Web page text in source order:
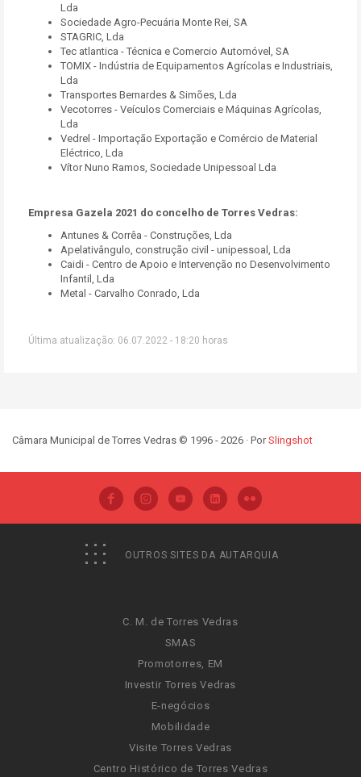
Lda
Sociedade Agro-Pecuária Monte Rei, SA
STAGRIC, Lda
Tec atlantica - Técnica e Comercio Automóvel, SA
TOMIX - Indústria de Equipamentos Agrícolas e Industriais,
Lda
Transportes Bernardes & Simões, Lda
Vecotorres - Veículos Comerciais e Máquinas Agrícolas,
Lda
Vedrel - Importação Exportação e Comércio de Material
Eléctrico, Lda
Vítor Nuno Ramos, Sociedade Unipessoal Lda
Empresa Gazela 2021 do concelho de Torres Vedras:
Antunes & Corrêa - Construções, Lda
Apelativângulo, construção civil - unipessoal, Lda
Caidi - Centro de Apoio e Intervenção no Desenvolvimento
Infantil, Lda
Metal - Carvalho Conrado, Lda
Última atualização: 06.07.2022 - 18:20 horas
Câmara Municipal de Torres Vedras © 1996 - 2026 · PorSlingshot
OUTROS SITES DA AUTARQUIA
C. M. de Torres Vedras
SMAS
Promotorres, EM
Investir Torres Vedras
E-negócios
Mobilidade
Visite Torres Vedras
Centro Histórico de Torres Vedras